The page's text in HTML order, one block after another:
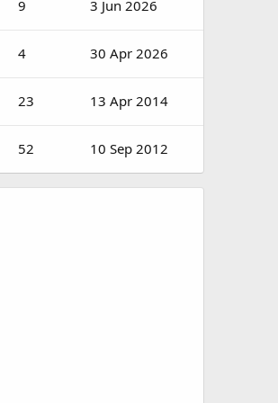
9 3 Jun 2026
4 30 Apr 2026
23 13 Apr 2014
52 10 Sep 2012